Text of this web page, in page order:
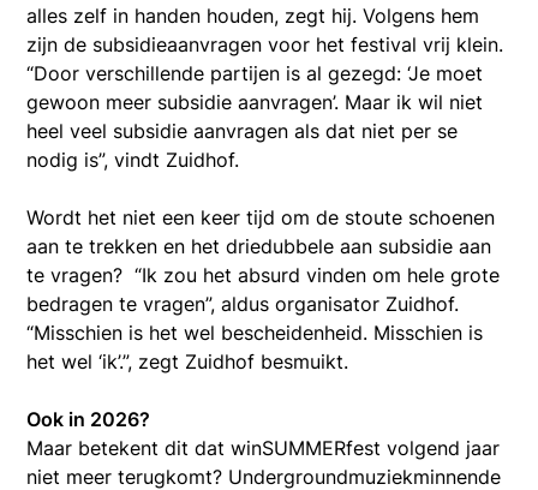
alles zelf in handen houden, zegt hij. Volgens hem
zijn de subsidieaanvragen voor het festival vrij klein.
“Door verschillende partijen is al gezegd: ‘Je moet
gewoon meer subsidie aanvragen’. Maar ik wil niet
heel veel subsidie aanvragen als dat niet per se
nodig is”, vindt Zuidhof.
Wordt het niet een keer tijd om de stoute schoenen
aan te trekken en het driedubbele aan subsidie aan
te vragen? “Ik zou het absurd vinden om hele grote
bedragen te vragen”, aldus organisator Zuidhof.
“Misschien is het wel bescheidenheid. Misschien is
het wel ‘ik’.”, zegt Zuidhof besmuikt.
Ook in 2026?
Maar betekent dit dat winSUMMERfest volgend jaar
niet meer terugkomt? Undergroundmuziekminnende